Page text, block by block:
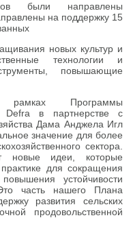
были направлены
на поддержку 15
новых культур и
технологии и
повышающие
Программы
Defra в партнерстве с
Дама Анджела Игл
значение для более
сектора.
новые идеи, которые
для сокращения
устойчивости
часть нашего Плана
развития сельских
продовольственной